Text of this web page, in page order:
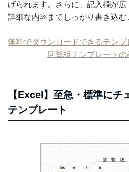
げられます。さらに、記入欄が広
詳細な内容までしっかり書き込む
無料でダウンロードできるテン
回覧板テンプレートの
【Excel】至急・標準にチ
テンプレート